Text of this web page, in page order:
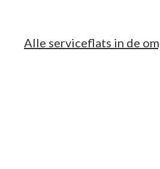
Alle serviceflats in de